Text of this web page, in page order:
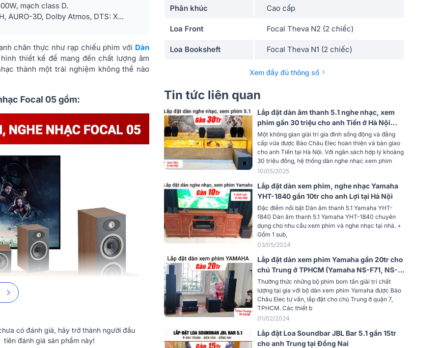
mạch class D.
AURO-3D, Dolby Atmos, DTS: X...
chân thực như rạp chiếu phim với Dàn
thiết kế để mang đến chất lượng âm
thành một trải nghiệm không thể nào
Focal 05 gồm:
có đánh giá, hãy trở thành người đầu
tiên đánh giá sản phẩm này!
Phân khúc Cao cấp
Loa Front Focal Theva N2 (2 chiếc)
Loa Booksheft Focal Theva N1 (2 chiếc)
Focal Theva (1 chiếc)
Loa Sub
Amply Yamaha RX-V6A (1 chiếc)
Xem đầy đủ thông số
Tin tức liên quan
Lắp đặt dàn âm thanh 5.1 nghe nhạc, xem
phim gần 30 triệu cho anh Tiến ở Hà Nội
(Focal Sib EVO 5.1, Yamaha RX-V385,...)
Một không gian giải trí gia đình sống động và đẳng
cấp vừa được Bảo Châu Elec hoàn thiện và bàn giao
cho anh Tiến tại Hà Nội. Với ngân sách hợp lý khoảng
30 triệu đồng, hệ thống dàn nghe nhạc xem phim
10/05/2025
Lắp đặt dàn xem phim, nghe nhạc Yamaha
YHT-1840 gần 10tr cho anh Lợi tại Hà Nội
Đặc điểm nổi bật Dàn âm thanh 5.1 Yamaha YHT-
1840 Dàn âm thanh 5.1 Yamaha YHT-1840 chuyên
dụng cho nhu cầu xem phim và nghe nhạc tại nhà. +
Gồm 1 sub,
03/05/2024
Lắp đặt dàn xem phim Yamaha gần 20tr cho
chú Trung ở TPHCM (Yamaha NS-F71, NS-
P150, SW100...)
Thường thức những bộ phim bom tấn giải trí chất
lượng tại gia với bộ dàn xem phim Yamaha được Bảo
Châu Elec tư vấn, lắp đặt cho chú Trung ở quận 7,
TPHCM. Các thiết b
01/02/2024
Lắp đặt Loa Soundbar JBL Bar 5.1 gần 15tr
cho anh Trung tại Đồng Nai